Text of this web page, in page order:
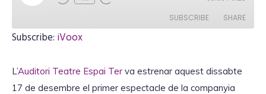
l
E
p
o
d
e
SUBSCRIBE SHARE
RSS FEED
LINK
Subscribe: iVoox
L’Auditori Teatre Espai Ter va estrenar aquest dissabte
17 de desembre el primer espectacle de la companyia